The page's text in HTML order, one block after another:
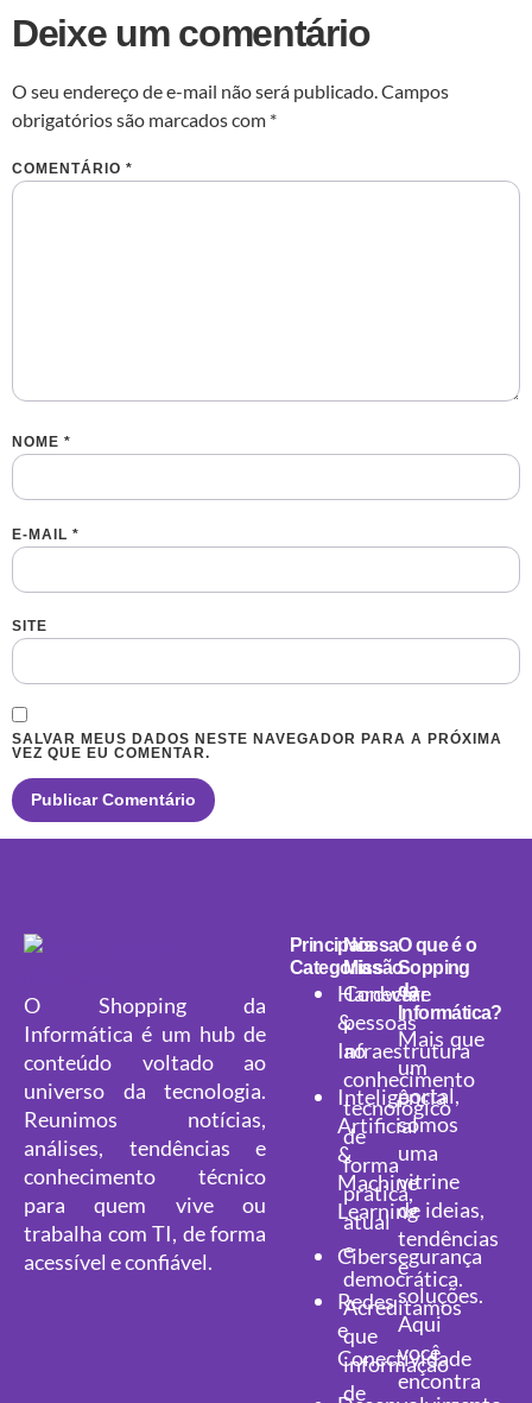
Deixe um comentário
O seu endereço de e-mail não será publicado.Campos
obrigatórios são marcados com *
COMENTÁRIO *
NOME *
E-MAIL *
SITE
SALVAR MEUS DADOS NESTE NAVEGADOR PARA A PRÓXIMA
VEZ QUE EU COMENTAR.
O Shopping da
Informática é um hub de
conteúdo voltado ao
universo da tecnologia.
Reunimos notícias,
análises, tendências e
conhecimento técnico
para quem vive ou
trabalha com TI, de forma
acessível e confiável.
Principais
Categorias
Hardware
&
Infraestrutura
Inteligência
Artificial
&
Machine
Learning
Cibersegurança
Redes
e
Conectividade
Nossa
Missão
Conectar
pessoas
ao
conhecimento
tecnológico
de
forma
prática,
atual
e
democrática.
Acreditamos
que
informação
de
O que é o
Sopping
da
Informática?
Mais que
um
portal,
somos
uma
vitrine
de ideias,
tendências
e
soluções.
Aqui
você
encontra